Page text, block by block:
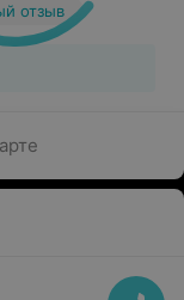
отзыв